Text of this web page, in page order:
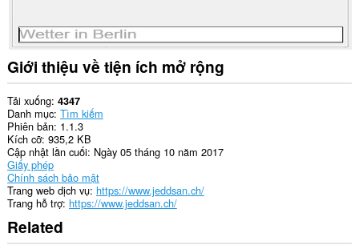
Giới thiệu về tiện ích mở rộng
Tải xuống 4347
Danh mục Tìm kiếm
Phiên bản 1.1.3
Kích cỡ 935,2 KB
Cập nhật lần cuối Ngày 05 tháng 10 năm 2017
Giấy phép
Chính sách bảo mật
Trang web dịch vụ https://www.jeddsan.ch/
Trang hỗ trợ https://www.jeddsan.ch/
Related